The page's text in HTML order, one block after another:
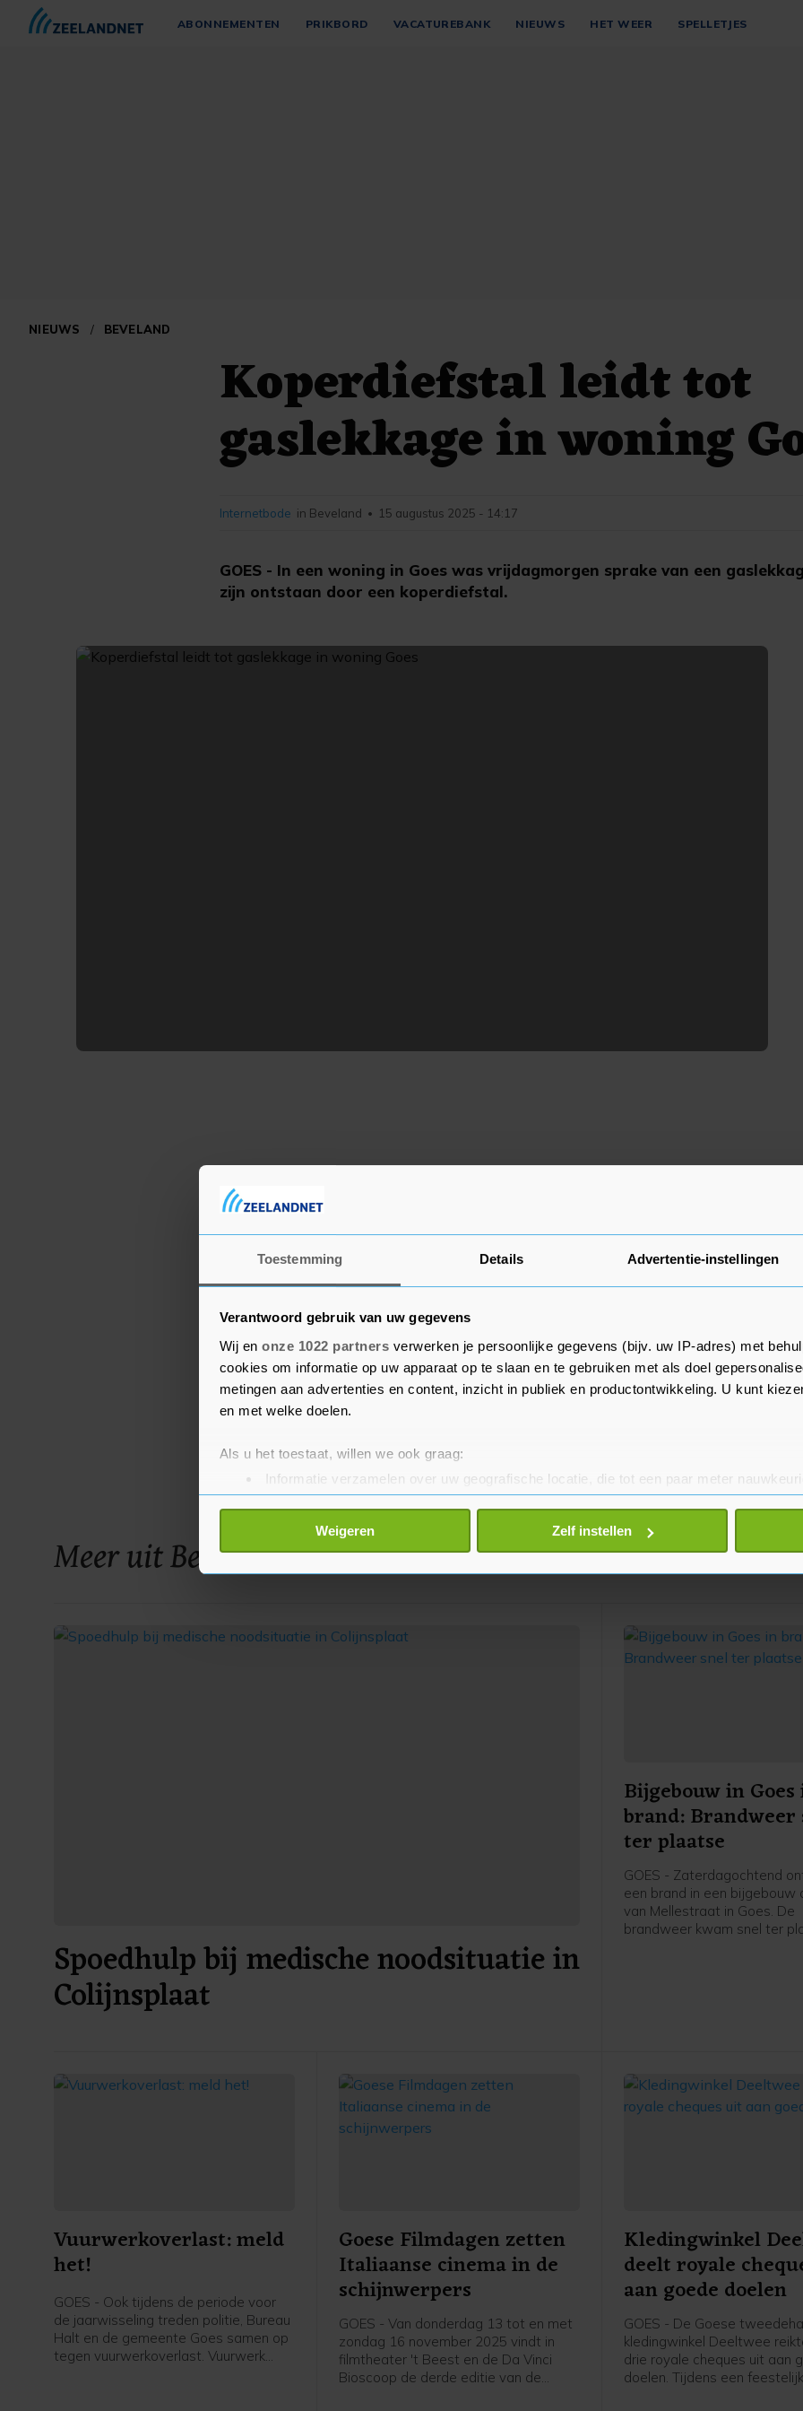
Toestemming Details Advertentie-instellingen
Verantwoord gebruik van uw gegevens
Wij en onze 1022 partners verwerken je persoonlijke gegevens (bijv. uw IP-adres) met
cookies om informatie op uw apparaat op te slaan en te gebruiken met als doel
metingen aan advertenties en content, inzicht in publiek en productontwikkeling. U kunt
en met welke doelen.
Als u het toestaat, willen we ook graag:
Informatie verzamelen over uw geografische locatie, die tot een paar meter
Uw apparaat identificeren door het actief te scannen op specifieke eigenschappen
Lees meer over hoe uw persoonlijke gegevens worden verwerkt en stel uw voorkeuren in het
toestemming op elk moment wijzigen of intrekken in de Cookieverklaring.
Weigeren Zelf instellen
ABONNEMENTEN PRIKBORD VACATUREBANK NIEUWS HET WEER SPELLETJES
NIEUWS / BEVELAND
Koperdiefstal leidt tot
gaslekkage in woning
GOES - In een woning in Goes was vrijdagmorgen sprake van een
zijn ontstaan door een koperdiefstal.
Internetbode in Beveland • 15 augustus 2025 - 14:17
Meer uit Beveland
Spoedhulp bij medische noodsituatie in
Colijnsplaat
Bijgebouw in
brand: Brandweer
ter plaatse
GOES - Zaterdagochtend
een brand in een bijgebouw
van Mellestraat in Goes. De
brandweer kwam snel ter
Vuurwerkoverlast: meld
het!
GOES - Ook tijdens de periode voor
de jaarwisseling treden politie, Bureau
Halt en de gemeente Goes samen op
tegen vuurwerkoverlast. Vuurwerk
Goese Filmdagen zetten
Italiaanse cinema in de
schijnwerpers
GOES - Van donderdag 13 tot en met
zondag 16 november 2025 vindt in
filmtheater 't Beest en de Da Vinci
Bioscoop de derde editie van de
Kledingwinkel
deelt royale
aan goede doelen
GOES - De Goese
kledingwinkel Deeltwee
drie royale cheques uit aan
doelen. Tijdens een